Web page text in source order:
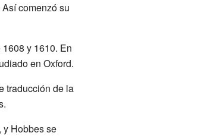
comenzó su
y 1610. En
en Oxford.
traducción de la
y Hobbes se